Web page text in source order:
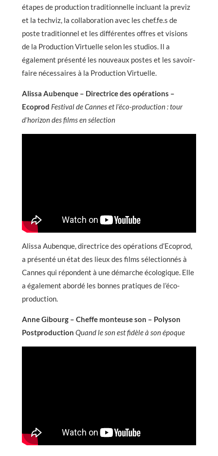
étapes de production traditionnelle incluant la previz
et la techviz, la collaboration avec les chef.fe.s de
poste traditionnel et les différentes offres et visions
de la Production Virtuelle selon les studios. Il a
également présenté les nouveaux postes et les savoir-
faire nécessaires à la Production Virtuelle.
Alissa Aubenque – Directrice des opérations –
Ecoprod Festival de Cannes et l’éco-production : tour
d’horizon des films en sélection
Alissa Aubenque, directrice des opérations d’Ecoprod,
a présenté un état des lieux des films sélectionnés à
Cannes qui répondent à une démarche écologique. Elle
a également abordé les bonnes pratiques de l’éco-
production.
Anne Gibourg – Cheffe monteuse son – Polyson
Postproduction Quand le son est fidèle à son époque